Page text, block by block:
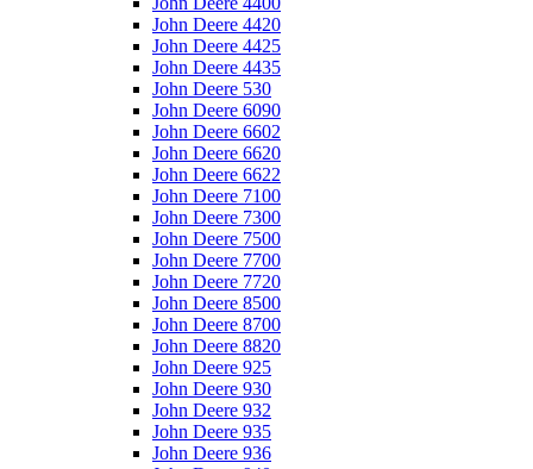
John Deere 4420
John Deere 4425
John Deere 4435
John Deere 530
John Deere 6090
John Deere 6602
John Deere 6620
John Deere 6622
John Deere 7100
John Deere 7300
John Deere 7500
John Deere 7700
John Deere 7720
John Deere 8500
John Deere 8700
John Deere 8820
John Deere 925
John Deere 930
John Deere 932
John Deere 935
John Deere 936